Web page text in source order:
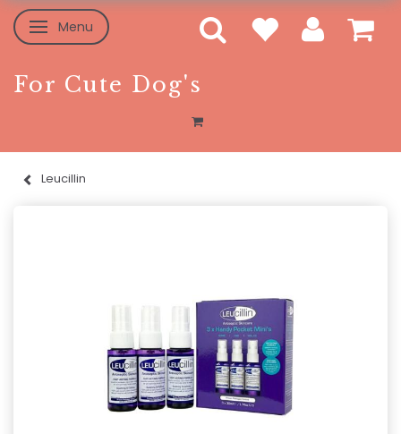
Toggle navigation
Menu
For Cute Dog's
Leucillin